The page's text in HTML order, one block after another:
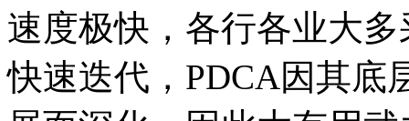
速度极快，各行各业大
快速迭代，PDCA因其底